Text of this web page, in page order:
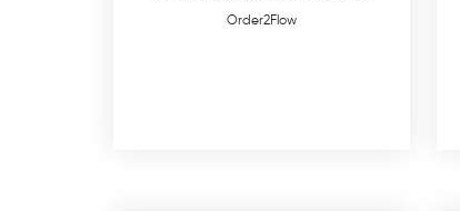
Order2Flow